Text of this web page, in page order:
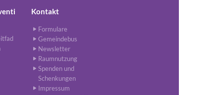
Kontakt
Formulare
Gemeindebus
Newsletter
Raumnutzung
Spenden und
Schenkungen
Impressum